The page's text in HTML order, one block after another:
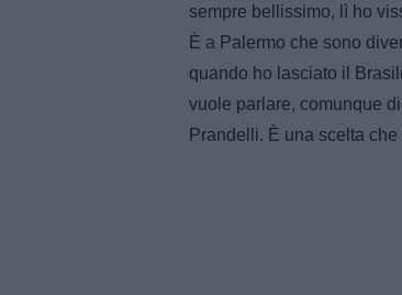
sempre bellissimo, lì ho
È a Palermo che sono
quando ho lasciato il
vuole parlare, comunque
Prandelli. È una scelta